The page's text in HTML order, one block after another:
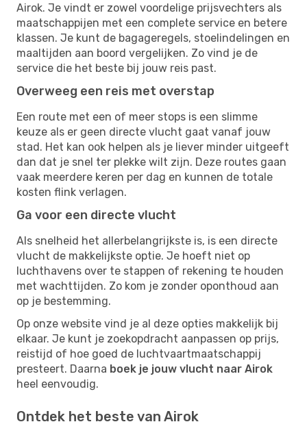
Airok. Je vindt er zowel voordelige prijsvechters als
maatschappijen met een complete service en betere
klassen. Je kunt de bagageregels, stoelindelingen en
maaltijden aan boord vergelijken. Zo vind je de
service die het beste bij jouw reis past.
Overweeg een reis met overstap
Een route met een of meer stops is een slimme
keuze als er geen directe vlucht gaat vanaf jouw
stad. Het kan ook helpen als je liever minder uitgeeft
dan dat je snel ter plekke wilt zijn. Deze routes gaan
vaak meerdere keren per dag en kunnen de totale
kosten flink verlagen.
Ga voor een directe vlucht
Als snelheid het allerbelangrijkste is, is een directe
vlucht de makkelijkste optie. Je hoeft niet op
luchthavens over te stappen of rekening te houden
met wachttijden. Zo kom je zonder oponthoud aan
op je bestemming.
Op onze website vind je al deze opties makkelijk bij
elkaar. Je kunt je zoekopdracht aanpassen op prijs,
reistijd of hoe goed de luchtvaartmaatschappij
presteert. Daarna boek je jouw vlucht naar Airok
heel eenvoudig.
Ontdek het beste van Airok